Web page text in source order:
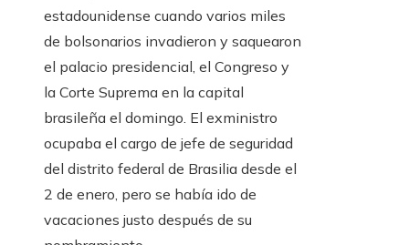
estadounidense cuando varios miles
de bolsonarios invadieron y saquearon
el palacio presidencial, el Congreso y
la Corte Suprema en la capital
brasileña el domingo. El exministro
ocupaba el cargo de jefe de seguridad
del distrito federal de Brasilia desde el
2 de enero, pero se había ido de
vacaciones justo después de su